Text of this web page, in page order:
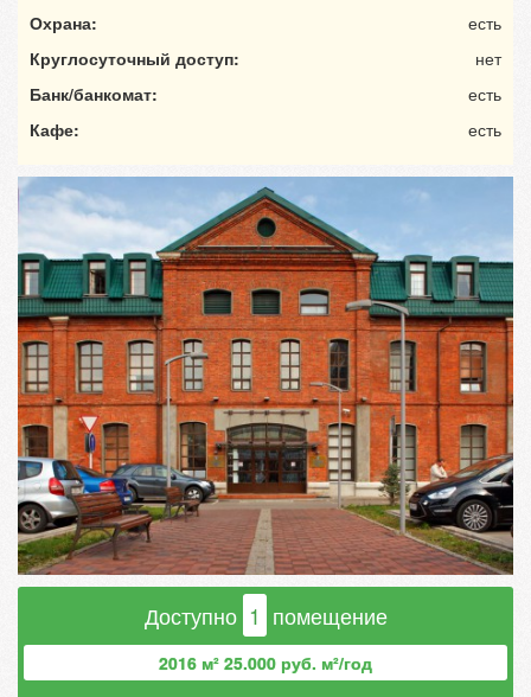
Охрана:
есть
Круглосуточный доступ:
нет
Банк/банкомат:
есть
Кафе:
есть
Доступно 1 помещение
2016 м² 25.000 руб. м²/год